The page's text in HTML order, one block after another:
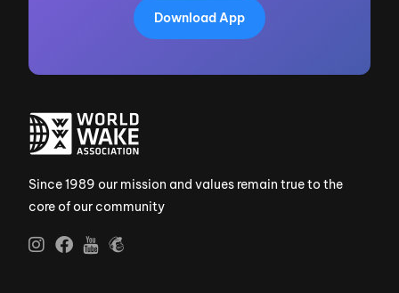
Download App
Since 1989 our mission and values remain true to the
core of our community